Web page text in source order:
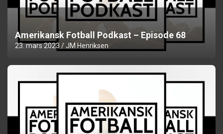
Amerikansk Fotball Podkast – Episode 68
23. mars 2023 JM Henriksen